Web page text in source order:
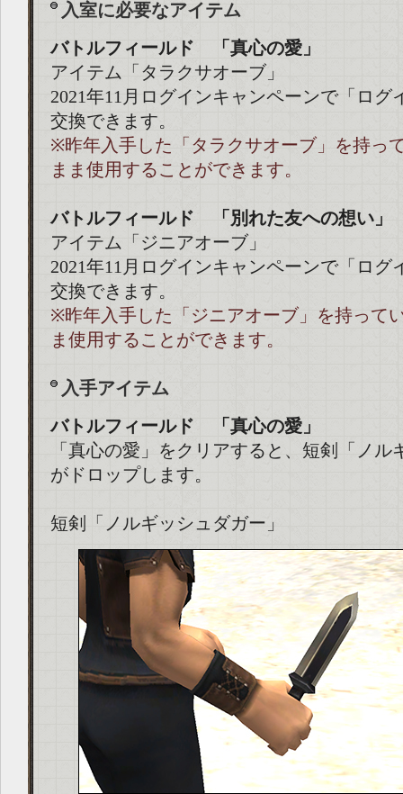
入室に必要なアイテム
バトルフィールド 「真心の愛」
アイテム「タラクサオーブ」
2021年11月ログインキャンペーンで「ログ
交換できます。
※昨年入手した「タラクサオーブ」を持っ
まま使用することができます。
バトルフィールド 「別れた友への想い」
アイテム「ジニアオーブ」
2021年11月ログインキャンペーンで「ログ
交換できます。
※昨年入手した「ジニアオーブ」を持って
ま使用することができます。
入手アイテム
バトルフィールド 「真心の愛」
「真心の愛」をクリアすると、短剣「ノル
がドロップします。
短剣「ノルギッシュダガー」